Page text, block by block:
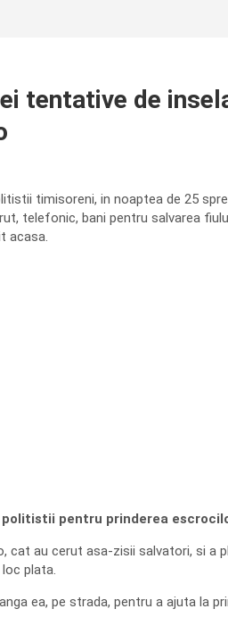
tentative de
timisoreni, in noaptea de 25
telefonic, bani pentru salvarea
acasa.
pentru prinderea
cat au cerut asa-zisii salvatori, si a
plata.
ea, pe strada, pentru a ajuta la